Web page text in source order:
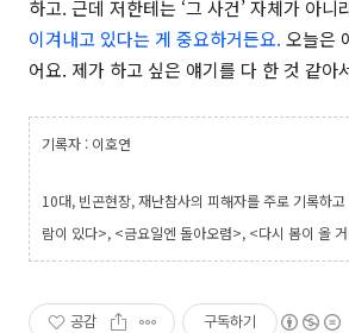
하고. 근데 저한테는 ‘그 사건’ 자체가 아니
이겨내고 있다는 게 중요하거든요. 오늘은
어요. 제가 하고 싶은 얘기를 다 한 것 같아
기록자 : 이호연
10대, 빈곤현장, 재난참사의 피해자를 주로 기록하
람이 있다>, <금요일엔 돌아오렴>, <다시 봄이 올
공감 구독하기